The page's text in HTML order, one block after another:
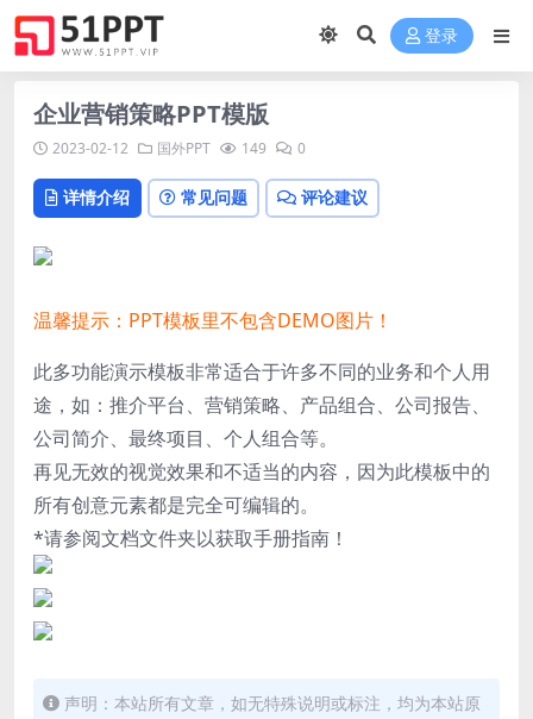
登录
企业营销策略PPT模版
2023-02-12 国外PPT 149 0
详情介绍 常见问题 评论建议
温馨提示：PPT模板里不包含DEMO图片！
此多功能演示模板非常适合于许多不同的业务和个人用
途，如：推介平台、营销策略、产品组合、公司报告、
公司简介、最终项目、个人组合等。
再见无效的视觉效果和不适当的内容，因为此模板中的
所有创意元素都是完全可编辑的。
*请参阅文档文件夹以获取手册指南！
声明：本站所有文章，如无特殊说明或标注，均为本站原